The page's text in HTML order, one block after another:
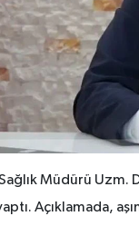
Müdürü Uzm.
Açıklamada,